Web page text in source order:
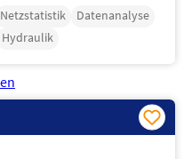
Netzstatistik
Datenanalyse
Hydraulik